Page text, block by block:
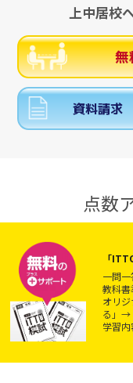
上中居校
無
資料請求
点数
「
一問
教科
オリ
る」→
学習内